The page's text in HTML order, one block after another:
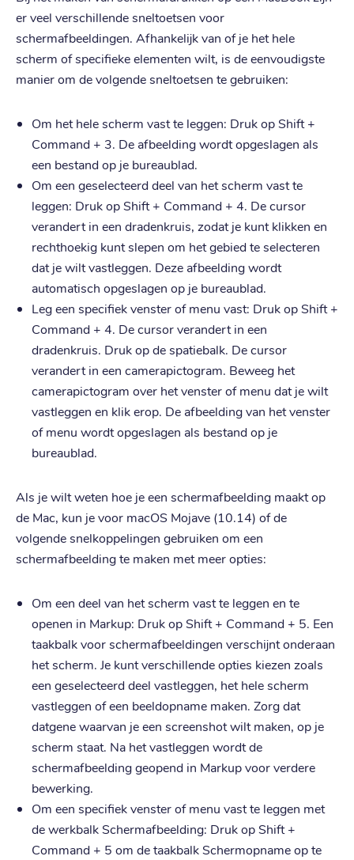
er veel verschillende sneltoetsen voor
schermafbeeldingen. Afhankelijk van of je het hele
scherm of specifieke elementen wilt, is de eenvoudigste
manier om de volgende sneltoetsen te gebruiken:
Om het hele scherm vast te leggen: Druk op Shift +
Command + 3. De afbeelding wordt opgeslagen als
een bestand op je bureaublad.
Om een geselecteerd deel van het scherm vast te
leggen: Druk op Shift + Command + 4. De cursor
verandert in een dradenkruis, zodat je kunt klikken en
rechthoekig kunt slepen om het gebied te selecteren
dat je wilt vastleggen. Deze afbeelding wordt
automatisch opgeslagen op je bureaublad.
Leg een specifiek venster of menu vast: Druk op Shift +
Command + 4. De cursor verandert in een
dradenkruis. Druk op de spatiebalk. De cursor
verandert in een camerapictogram. Beweeg het
camerapictogram over het venster of menu dat je wilt
vastleggen en klik erop. De afbeelding van het venster
of menu wordt opgeslagen als bestand op je
bureaublad.
Als je wilt weten hoe je een schermafbeelding maakt op
de Mac, kun je voor macOS Mojave (10.14) of de
volgende snelkoppelingen gebruiken om een
schermafbeelding te maken met meer opties:
Om een deel van het scherm vast te leggen en te
openen in Markup: Druk op Shift + Command + 5. Een
taakbalk voor schermafbeeldingen verschijnt onderaan
het scherm. Je kunt verschillende opties kiezen zoals
een geselecteerd deel vastleggen, het hele scherm
vastleggen of een beeldopname maken. Zorg dat
datgene waarvan je een screenshot wilt maken, op je
scherm staat. Na het vastleggen wordt de
schermafbeelding geopend in Markup voor verdere
bewerking.
Om een specifiek venster of menu vast te leggen met
de werkbalk Schermafbeelding: Druk op Shift +
Command + 5 om de taakbalk Schermopname op te